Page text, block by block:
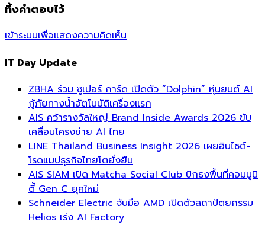
ทิ้งคำตอบไว้
เข้าระบบเพื่อแสดงความคิดเห็น
IT Day Update
ZBHA ร่วม ซูเปอร์ การ์ด เปิดตัว “Dolphin” หุ่นยนต์ AI
กู้ภัยทางน้ำอัตโนมัติเครื่องแรก
AIS คว้ารางวัลใหญ่ Brand Inside Awards 2026 ขับ
เคลื่อนโครงข่าย AI ไทย
LINE Thailand Business Insight 2026 เผยอินไซต์-
โรดแมปธุรกิจไทยโตยั่งยืน
AIS SIAM เปิด Matcha Social Club ปักธงพื้นที่คอมมูนิ
ตี้ Gen C ยุคใหม่
Schneider Electric จับมือ AMD เปิดตัวสถาปัตยกรรม
Helios เร่ง AI Factory